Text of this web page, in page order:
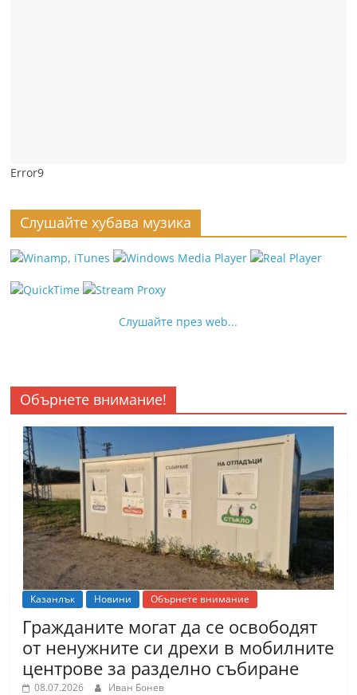
Error9
Слушайте хубава музика
Слушайте през web...
Обърнете внимание!
Казанлък Новини Обърнете внимание
Гражданите могат да се освободят
от ненужните си дрехи в мобилните
центрове за разделно събиране
08.07.2026 Иван Бонев